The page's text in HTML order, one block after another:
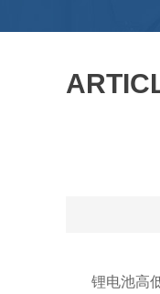
锂电池高